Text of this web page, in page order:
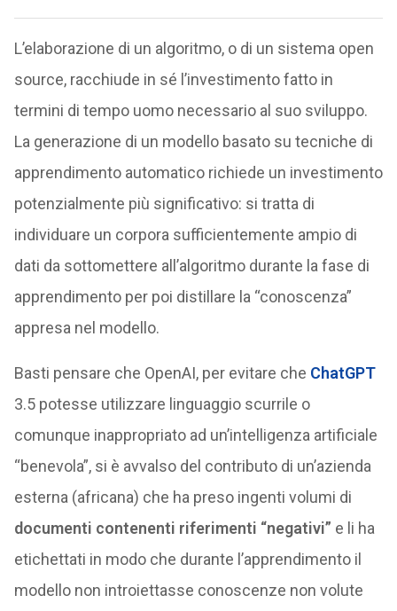
L’elaborazione di un algoritmo, o di un sistema open
source, racchiude in sé l’investimento fatto in
termini di tempo uomo necessario al suo sviluppo.
La generazione di un modello basato su tecniche di
apprendimento automatico richiede un investimento
potenzialmente più significativo: si tratta di
individuare un corpora sufficientemente ampio di
dati da sottomettere all’algoritmo durante la fase di
apprendimento per poi distillare la “conoscenza”
appresa nel modello.
Basti pensare che OpenAI, per evitare che ChatGPT
3.5 potesse utilizzare linguaggio scurrile o
comunque inappropriato ad un’intelligenza artificiale
“benevola”, si è avvalso del contributo di un’azienda
esterna (africana) che ha preso ingenti volumi di
documenti contenenti riferimenti “negativi” e li ha
etichettati in modo che durante l’apprendimento il
modello non introiettasse conoscenze non volute